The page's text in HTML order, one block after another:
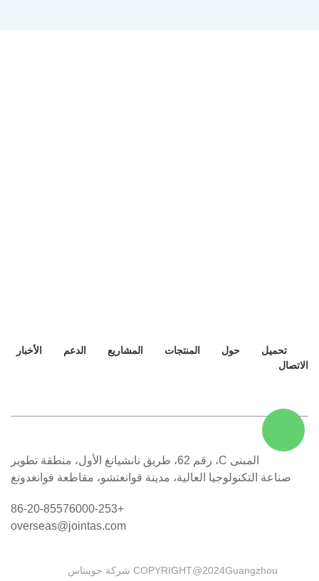
تحميل حول المنتجات المشاريع الدعم
الأخبار
الاتصال
المبنى C، رقم 62، طريق نانشيانغ الأول، منطقة تطوير
صناعة التكنولوجيا العالية، مدينة قوانغتشو، مقاطعة قوانغدونغ
+86-20-85576000-253
overseas@jointas.com
COPYRIGHT@2024Guangzhou شركة جوينتاس